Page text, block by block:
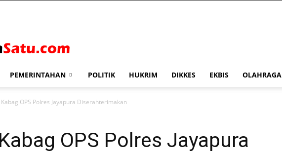
PEMERINTAHAN POLITIK HUKRIM DIKKES EKBIS OLAHRAGA
Kabag OPS Polres Jayapura Diserahterimakan
OPS Polres Jayapura